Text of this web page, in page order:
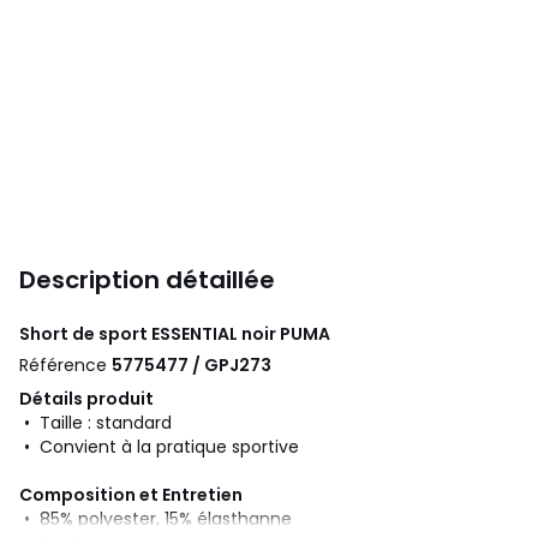
Description détaillée
Short de sport ESSENTIAL noir PUMA
Référence 5775477 / GPJ273
Détails produit
• Taille : standard
• Convient à la pratique sportive
Composition et Entretien
• 85% polyester, 15% élasthanne